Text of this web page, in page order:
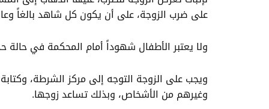
على ضرب الزوجة، على أن يكون كل شاهد بالغاً
ولا يعتبر الأطفال شهوداً أمام المحكمة في
ويجب على الزوجة التوجه إلى مركز الشرطة،
وغيرهم من الأشخاص، وبذلك تساعد زوجها.